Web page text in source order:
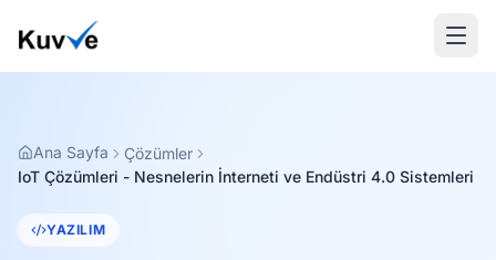
Ana Sayfa
Çözümler
IoT Çözümleri - Nesnelerin İnterneti ve Endüstri 4.0 Sistemleri
YAZILIM